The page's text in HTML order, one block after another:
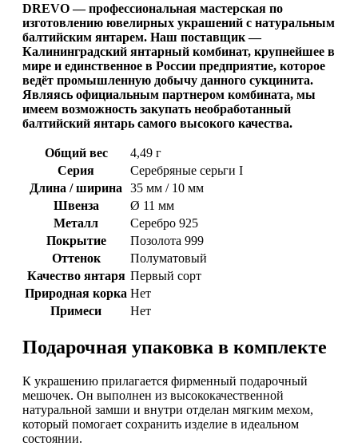
DREVO — профессиональная мастерская по
изготовлению ювелирных украшений с натуральным
балтийским янтарем. Наш поставщик —
Калининградский янтарный комбинат, крупнейшее в
мире и единственное в России предприятие, которое
ведёт промышленную добычу данного сукцинита.
Являясь официальным партнером комбината, мы
имеем возможность закупать необработанный
балтийский янтарь самого высокого качества.
Общий вес
4,49 г
Серия
Серебряные серьги I
Длина / ширина
35 мм / 10 мм
Швенза
Ø 11 мм
Металл
Серебро 925
Покрытие
Позолота 999
Оттенок
Полуматовый
Качество янтаря Первый сорт
Природная корка Нет
Примеси
Нет
Подарочная упаковка в комплекте
К украшению прилагается фирменный подарочный
мешочек. Он выполнен из высококачественной
натуральной замши и внутри отделан мягким мехом,
который помогает сохранить изделие в идеальном
состоянии.